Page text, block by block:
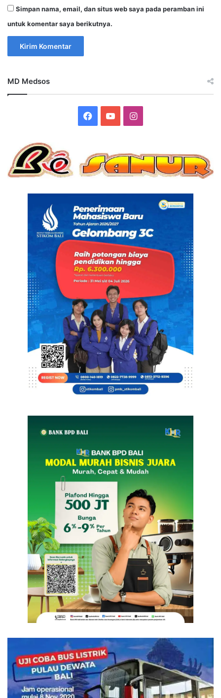
Simpan nama, email, dan situs web saya pada peramban ini
untuk komentar saya berikutnya.
MD Medsos
Facebook
YouTubeInstagram